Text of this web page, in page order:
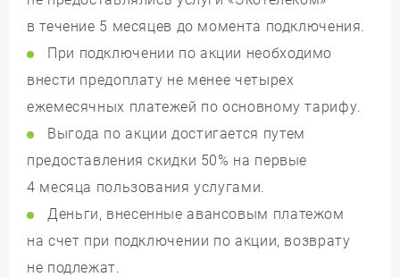
в течение 5 месяцев до момента подключения.
При подключении по акции необходимо
внести предоплату не менее четырех
ежемесячных платежей по основному тарифу.
Выгода по акции достигается путем
предоставления скидки 50% на первые
4 месяца пользования услугами.
Деньги, внесенные авансовым платежом
на счет при подключении по акции, возврату
не подлежат.